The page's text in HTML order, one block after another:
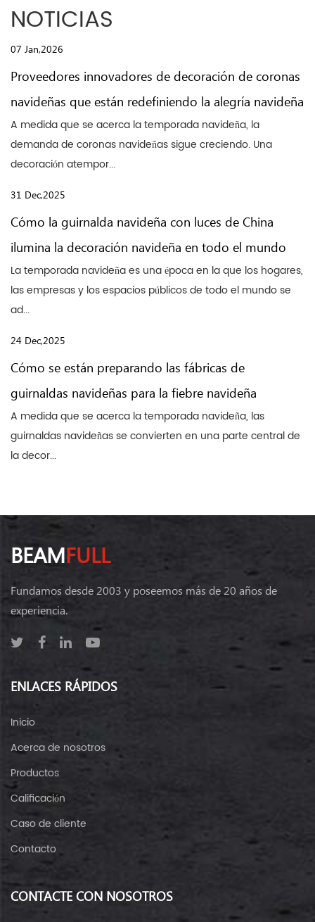
NOTICIAS
07 Jan,2026
Proveedores innovadores de decoración de coronas
navideñas que están redefiniendo la alegría navideña
A medida que se acerca la temporada navideña, la
demanda de coronas navideñas sigue creciendo. Una
decoración atempor...
31 Dec,2025
Cómo la guirnalda navideña con luces de China
ilumina la decoración navideña en todo el mundo
La temporada navideña es una época en la que los hogares,
las empresas y los espacios públicos de todo el mundo se
ad...
24 Dec,2025
Cómo se están preparando las fábricas de
guirnaldas navideñas para la fiebre navideña
A medida que se acerca la temporada navideña, las
guirnaldas navideñas se convierten en una parte central de
la decor...
BEAMFULL
Fundamos desde 2003 y poseemos más de 20 años de
experiencia.
ENLACES RÁPIDOS
Inicio
Acerca de nosotros
Productos
Calificación
Caso de cliente
Contacto
CONTACTE CON NOSOTROS